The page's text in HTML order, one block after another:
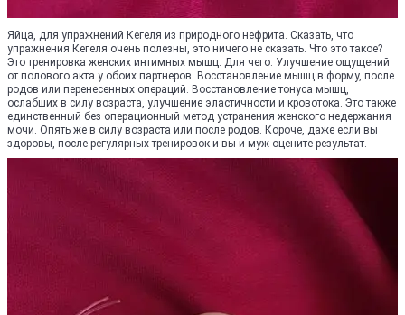
Яйца, для упражнений Кегеля из природного нефрита. Сказать, что
упражнения Кегеля очень полезны, это ничего не сказать. Что это такое?
Это тренировка женских интимных мышц. Для чего. Улучшение ощущений
от полового акта у обоих партнеров. Восстановление мышц в форму, после
родов или перенесенных операций. Восстановление тонуса мышц,
ослабших в силу возраста, улучшение эластичности и кровотока. Это также
единственный без операционный метод устранения женского недержания
мочи. Опять же в силу возраста или после родов. Короче, даже если вы
здоровы, после регулярных тренировок и вы и муж оцените результат.